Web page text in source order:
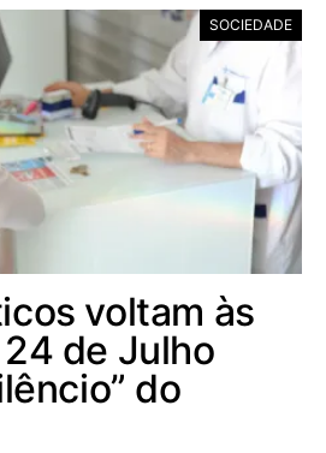
SOCIEDADE
voltam às
de Julho
do